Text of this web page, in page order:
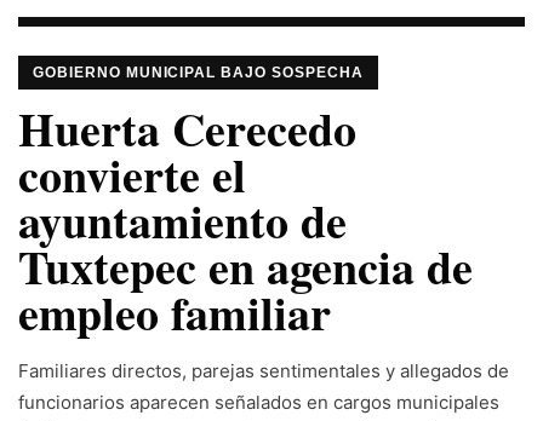
GOBIERNO MUNICIPAL BAJO SOSPECHA
Huerta Cerecedo
convierte el
ayuntamiento de
Tuxtepec en agencia de
empleo familiar
Familiares directos, parejas sentimentales y allegados de
funcionarios aparecen señalados en cargos municipales